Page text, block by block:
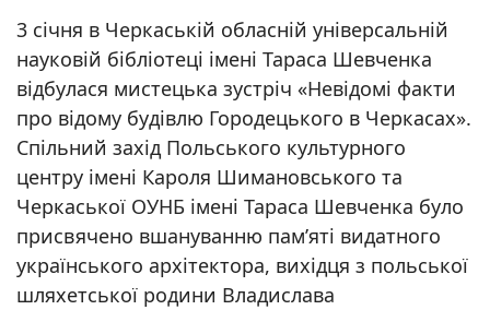
3 січня в Черкаській обласній універсальній
науковій бібліотеці імені Тараса Шевченка
відбулася мистецька зустріч «Невідомі факти
про відому будівлю Городецького в Черкасах».
Спільний захід Польського культурного
центру імені Кароля Шимановського та
Черкаської ОУНБ імені Тараса Шевченка було
присвячено вшануванню пам’яті видатного
українського архітектора, вихідця з польської
шляхетської родини Владислава